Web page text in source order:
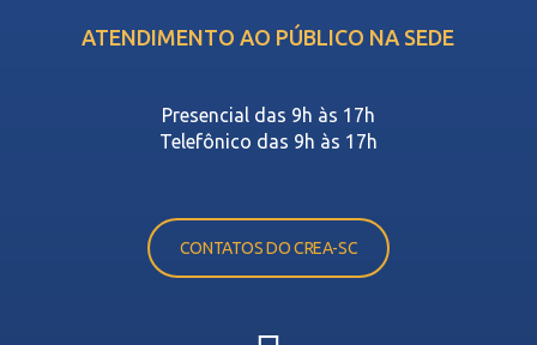
ATENDIMENTO AO PÚBLICO NA SEDE
Presencial das 9h às 17h
Telefônico das 9h às 17h
CONTATOS DO CREA-SC